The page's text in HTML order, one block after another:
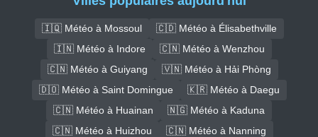
🇮🇶 Météo à Mossoul
🇨🇩 Météo à Élisabethville
🇮🇳 Météo à Indore
🇨🇳 Météo à Wenzhou
🇨🇳 Météo à Guiyang
🇻🇳 Météo à Hải Phòng
🇩🇴 Météo à Saint Domingue
🇰🇷 Météo à Daegu
🇨🇳 Météo à Huainan
🇳🇬 Météo à Kaduna
🇨🇳 Météo à Huizhou
🇨🇳 Météo à Nanning